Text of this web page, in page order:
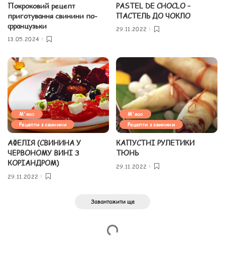
Покроковий рецепт
приготування свинини по-
французьки
13.05.2024
PASTEL DE CHOCLO –
ПАСТЕЛЬ ДО ЧОКЛО
29.11.2022
М'ясо
Рецепти з свинини
АФЕЛІЯ (СВИНИНА У
ЧЕРВОНОМУ ВИНІ З
КОРІАНДРОМ)
29.11.2022
М'ясо
Рецепти з свинини
КАПУСТНІ РУЛЕТИКИ
ТЮНЬ
29.11.2022
Завантажити ще